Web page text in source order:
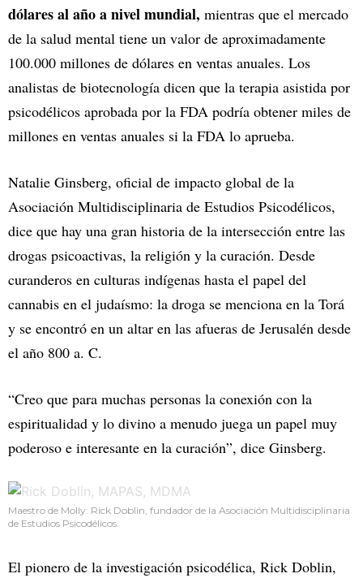
dólares al año a nivel mundial, mientras que el mercado
de la salud mental tiene un valor de aproximadamente
100.000 millones de dólares en ventas anuales. Los
analistas de biotecnología dicen que la terapia asistida por
psicodélicos aprobada por la FDA podría obtener miles de
millones en ventas anuales si la FDA lo aprueba.
Natalie Ginsberg, oficial de impacto global de la
Asociación Multidisciplinaria de Estudios Psicodélicos,
dice que hay una gran historia de la intersección entre las
drogas psicoactivas, la religión y la curación. Desde
curanderos en culturas indígenas hasta el papel del
cannabis en el judaísmo: la droga se menciona en la Torá
y se encontró en un altar en las afueras de Jerusalén desde
el año 800 a. C.
“Creo que para muchas personas la conexión con la
espiritualidad y lo divino a menudo juega un papel muy
poderoso e interesante en la curación”, dice Ginsberg.
Maestro de Molly: Rick Doblin, fundador de la Asociación Multidisciplinaria
de Estudios Psicodélicos.
El pionero de la investigación psicodélica, Rick Doblin,